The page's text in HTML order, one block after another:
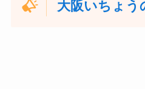
大阪いちょ